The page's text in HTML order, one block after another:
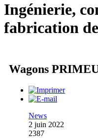
Ingénierie,
fabrication
Wagons
News
2 juin 2022
2387